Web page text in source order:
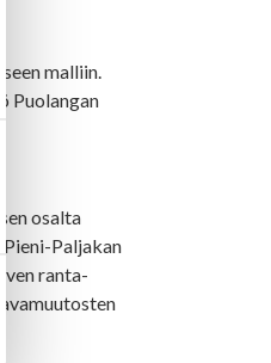
malliin.
Puolangan
osalta
Pieni-Paljakan
ranta-